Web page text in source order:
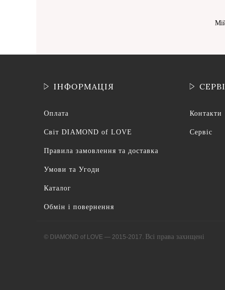
ІНФОРМАЦІЯ
Оплата
Світ DIAMOND of LOVE
Правила замовлення та доставка
Умови та Угоди
Каталог
Обмін і повернення
Контакти
Сервіс
© DIAMOND of LOVE — 2015-2017. Всі права захищені